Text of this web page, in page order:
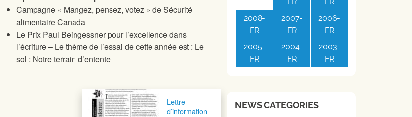
Campagne « Mangez, pensez, votez » de Sécurité
alimentaire Canada
Le Prix Paul Beingessner pour l’excellence dans
l’écriture – Le thème de l’essai de cette année est : Le
sol : Notre terrain d’entente
Lettre
d’information
2008-
FR
2007-
FR
2006-
FR
2005-
FR
2004-
FR
2003-
FR
NEWS CATEGORIES